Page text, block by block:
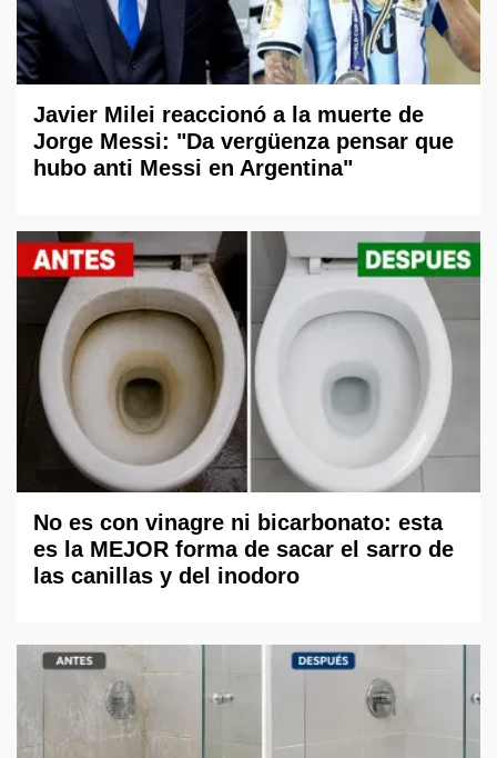
Javier Milei reaccionó a la muerte de
Jorge Messi: "Da vergüenza pensar que
hubo anti Messi en Argentina"
No es con vinagre ni bicarbonato: esta
es la MEJOR forma de sacar el sarro de
las canillas y del inodoro